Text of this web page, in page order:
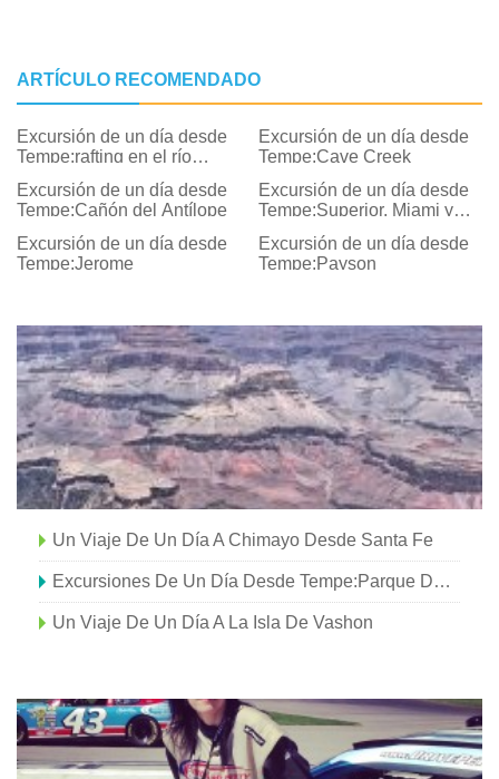
ARTÍCULO RECOMENDADO
Excursión de un día desde
Tempe:rafting en el río
Excursión de un día desde
Tempe:Cave Creek
Excursión de un día desde
Tempe:Cañón del Antílope
Excursión de un día desde
Tempe:Superior, Miami y
Excursión de un día desde
Tempe:Jerome
Excursión de un día desde
Tempe:Payson
Un Viaje De Un Día A Chimayo Desde Santa Fe
Excursiones De Un Día Desde Tempe:Parque De Vida Salvaje Fuera De África
Un Viaje De Un Día A La Isla De Vashon